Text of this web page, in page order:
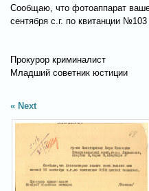
Сообщаю, что фотоаппарат
сентября с.г. по квитанции
Прокурор криминалист
Младший советник юстиции
Next